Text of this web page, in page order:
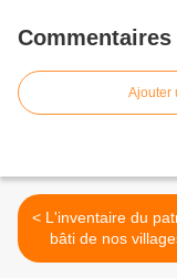
Commentaires
Ajouter
< L'inventaire du patrimoine
bâti de nos
consultable